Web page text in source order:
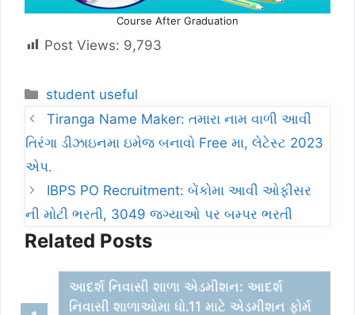
Course After Graduation
Post Views: 9,793
Categories
student useful
Tiranga Name Maker: તમારા નામ વાળી આવી
તિરંગા ડીઝાઇનમા ઇમેજ બનાવો Free મા, લેટેસ્ટ 2023
એપ.
IBPS PO Recruitment: બેંકોમા આવી ઓફીસર
ની મોટી ભરતી, 3049 જગ્યાઓ પર બમ્પર ભરતી
Related Posts
આદર્શ નિવાસી શાળા એડમીશન: આદર્શ
નિવાસી શાળાઓમા ધો.11 માટે એડમીશન ફોર્મ